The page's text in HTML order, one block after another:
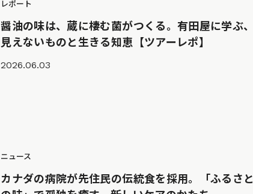
レポート
醤油の味は、蔵に棲む菌がつくる。有田屋に学ぶ、
見えないものと生きる知恵【ツアーレポ】
2026.06.03
ニュース
カナダの病院が先住民の伝統食を採用。「ふるさと